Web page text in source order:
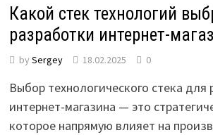
Какой стек технологий
разработки интернет-
by Sergey 18.02.2025 0
Выбор технологического стека для
интернет-магазина — это
которое напрямую влияет на